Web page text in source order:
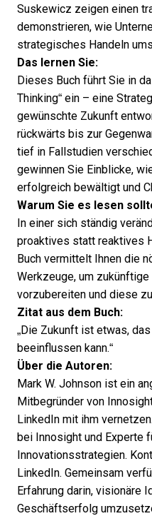
Suskewicz zeigen einen
demonstrieren, wie
strategisches Handeln
Das lernen Sie:
Dieses Buch führt Sie in
Thinking“ ein – eine
gewünschte Zukunft
rückwärts bis zur
tief in Fallstudien
gewinnen Sie Einblicke,
erfolgreich bewältigt und
Warum Sie es lesen
In einer sich ständig
proaktives statt reaktives
Buch vermittelt Ihnen die
Werkzeuge, um zukünftige
vorzubereiten und diese
Zitat aus dem Buch:
„Die Zukunft ist etwas,
beeinflussen kann.“
Über die Autoren:
Mark W. Johnson ist ein
Mitbegründer von
LinkedIn mit ihm
bei Innosight und Experte
Innovationsstrategien.
LinkedIn. Gemeinsam
Erfahrung darin, visionäre
Geschäftserfolg